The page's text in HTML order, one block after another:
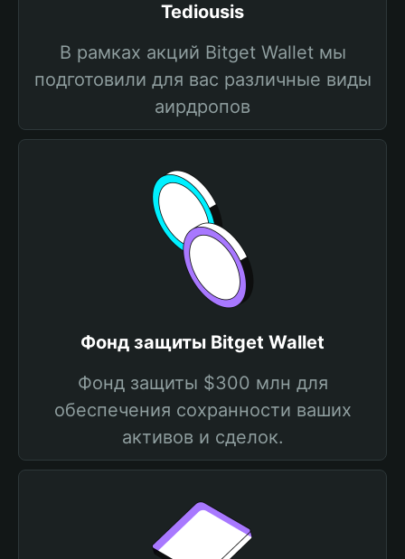
Tediousis
В рамках акций Bitget Wallet мы
подготовили для вас различные виды
аирдропов
Фонд защиты Bitget Wallet
Фонд защиты $300 млн для
обеспечения сохранности ваших
активов и сделок.